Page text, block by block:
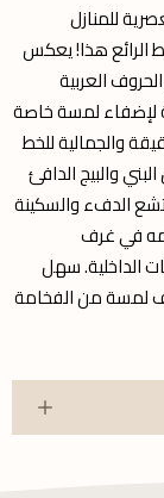
للمنازل
الرائع هذا! يعكس
العربية
لإضفاء لمسة خاصة
والجمالية للخط
والبيج الدافئ
الدفء والسكينة
في غرف
الداخلية. سهل
لمسة من الفخامة